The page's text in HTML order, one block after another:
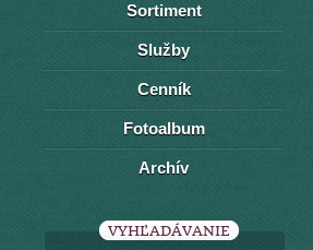
Sortiment
Služby
Cenník
Fotoalbum
Archív
VYHĽADÁVANIE